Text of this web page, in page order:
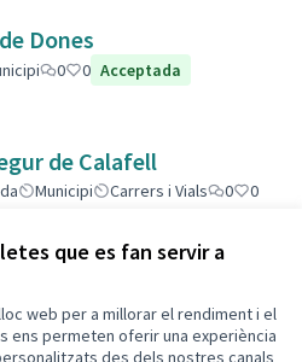
que es fan servir a
web per a millorar el rendiment i el
ens permeten oferir una experiència
des dels nostres canals
Dones
0 0 Acceptada
de Calafell
Municipi Carrers i Vials 0
0